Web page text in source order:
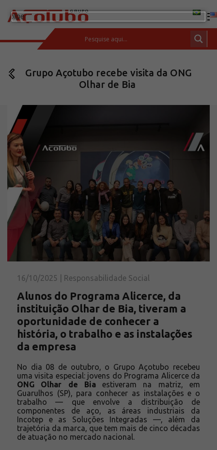
ESPAÇO DO CLIENTE
Tubos de aço carbono
Barras de Aço Carbono
Conexões e flanges
Aços Inoxidáveis
Soluções integradas
Incotep – Sistemas de Ancoragem
Calculadora
Download
Solicite um orçamento
Sobre a Açotubo
Unidades
Planos de Financiamento
Compliance e LGPD
Ouvidoria
Blog
ESG
Grupo Açotubo recebe visita da ONG
Olhar de Bia
16/10/2025 | Responsabilidade Social
Alunos do Programa Alicerce, da
instituição Olhar de Bia, tiveram a
oportunidade de conhecer a
história, o trabalho e as instalações
da empresa
No dia 08 de outubro, o Grupo Açotubo recebeu
uma visita especial: jovens do Programa Alicerce da
ONG Olhar de Biaestiveram na matriz, em
Guarulhos (SP), para conhecer as instalações e o
trabalho — que envolve a distribuição de
componentes de aço, as áreas industriais da
Incotep e as Soluções Integradas —, além da
trajetória da marca, que tem mais de cinco décadas
de atuação no mercado nacional.